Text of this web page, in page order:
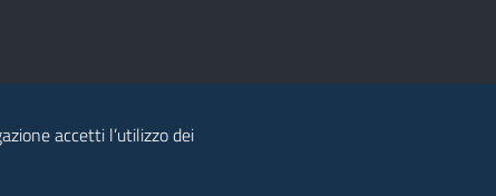
accetti l’utilizzo dei